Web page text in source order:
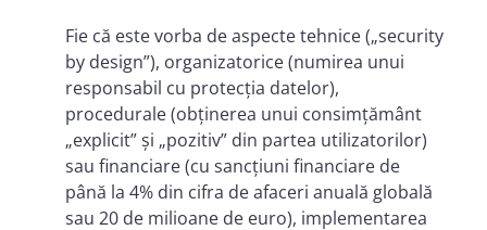
Fie că este vorba de aspecte tehnice („security
by design”), organizatorice (numirea unui
responsabil cu protecția datelor),
procedurale (obținerea unui consimțământ
„explicit” și „pozitiv” din partea utilizatorilor)
sau financiare (cu sancțiuni financiare de
până la 4% din cifra de afaceri anuală globală
sau 20 de milioane de euro), implementarea